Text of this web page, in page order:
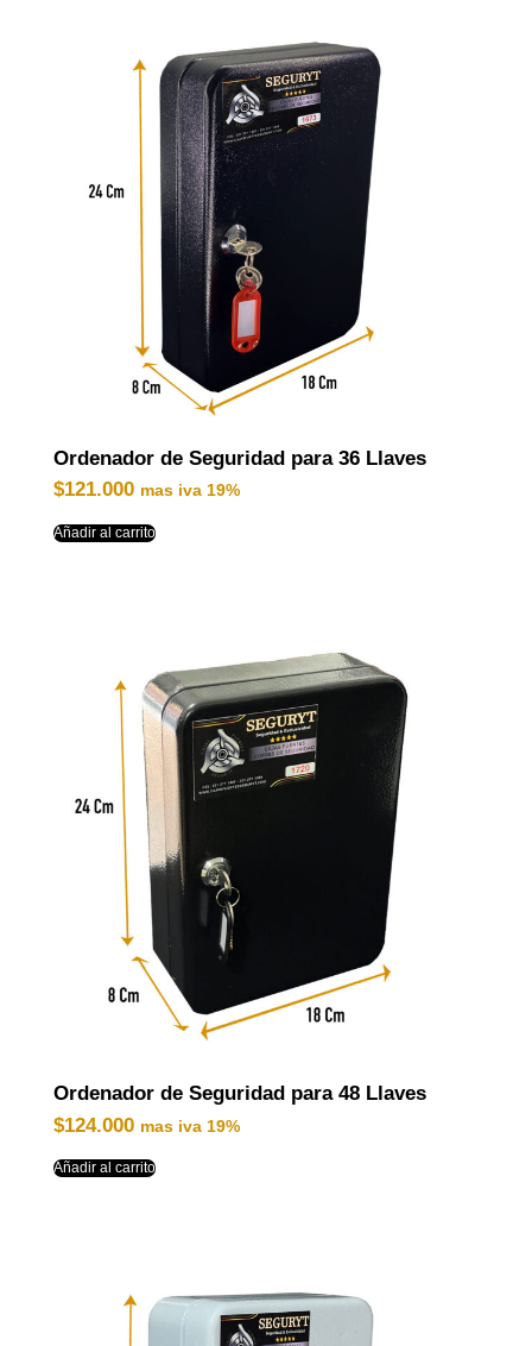
Ordenador de Seguridad para 36 Llaves
$121.000 mas iva 19%
Añadir al carrito
Ordenador de Seguridad para 48 Llaves
$124.000 mas iva 19%
Añadir al carrito